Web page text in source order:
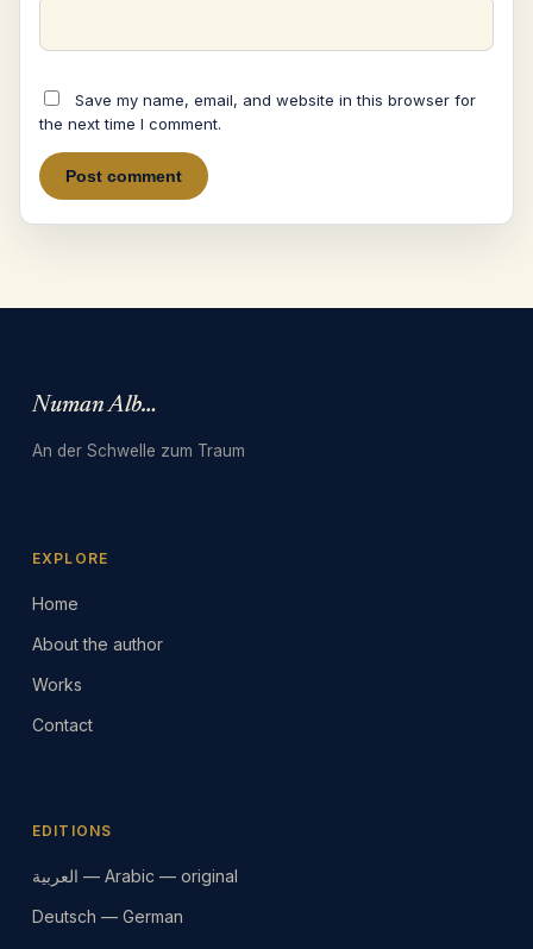
Save my name, email, and website in this browser for
the next time I comment.
Numan Albarbari
An der Schwelle zum Traum
EXPLORE
Home
About the author
Works
Contact
EDITIONS
العربية — Arabic — original
Deutsch — German